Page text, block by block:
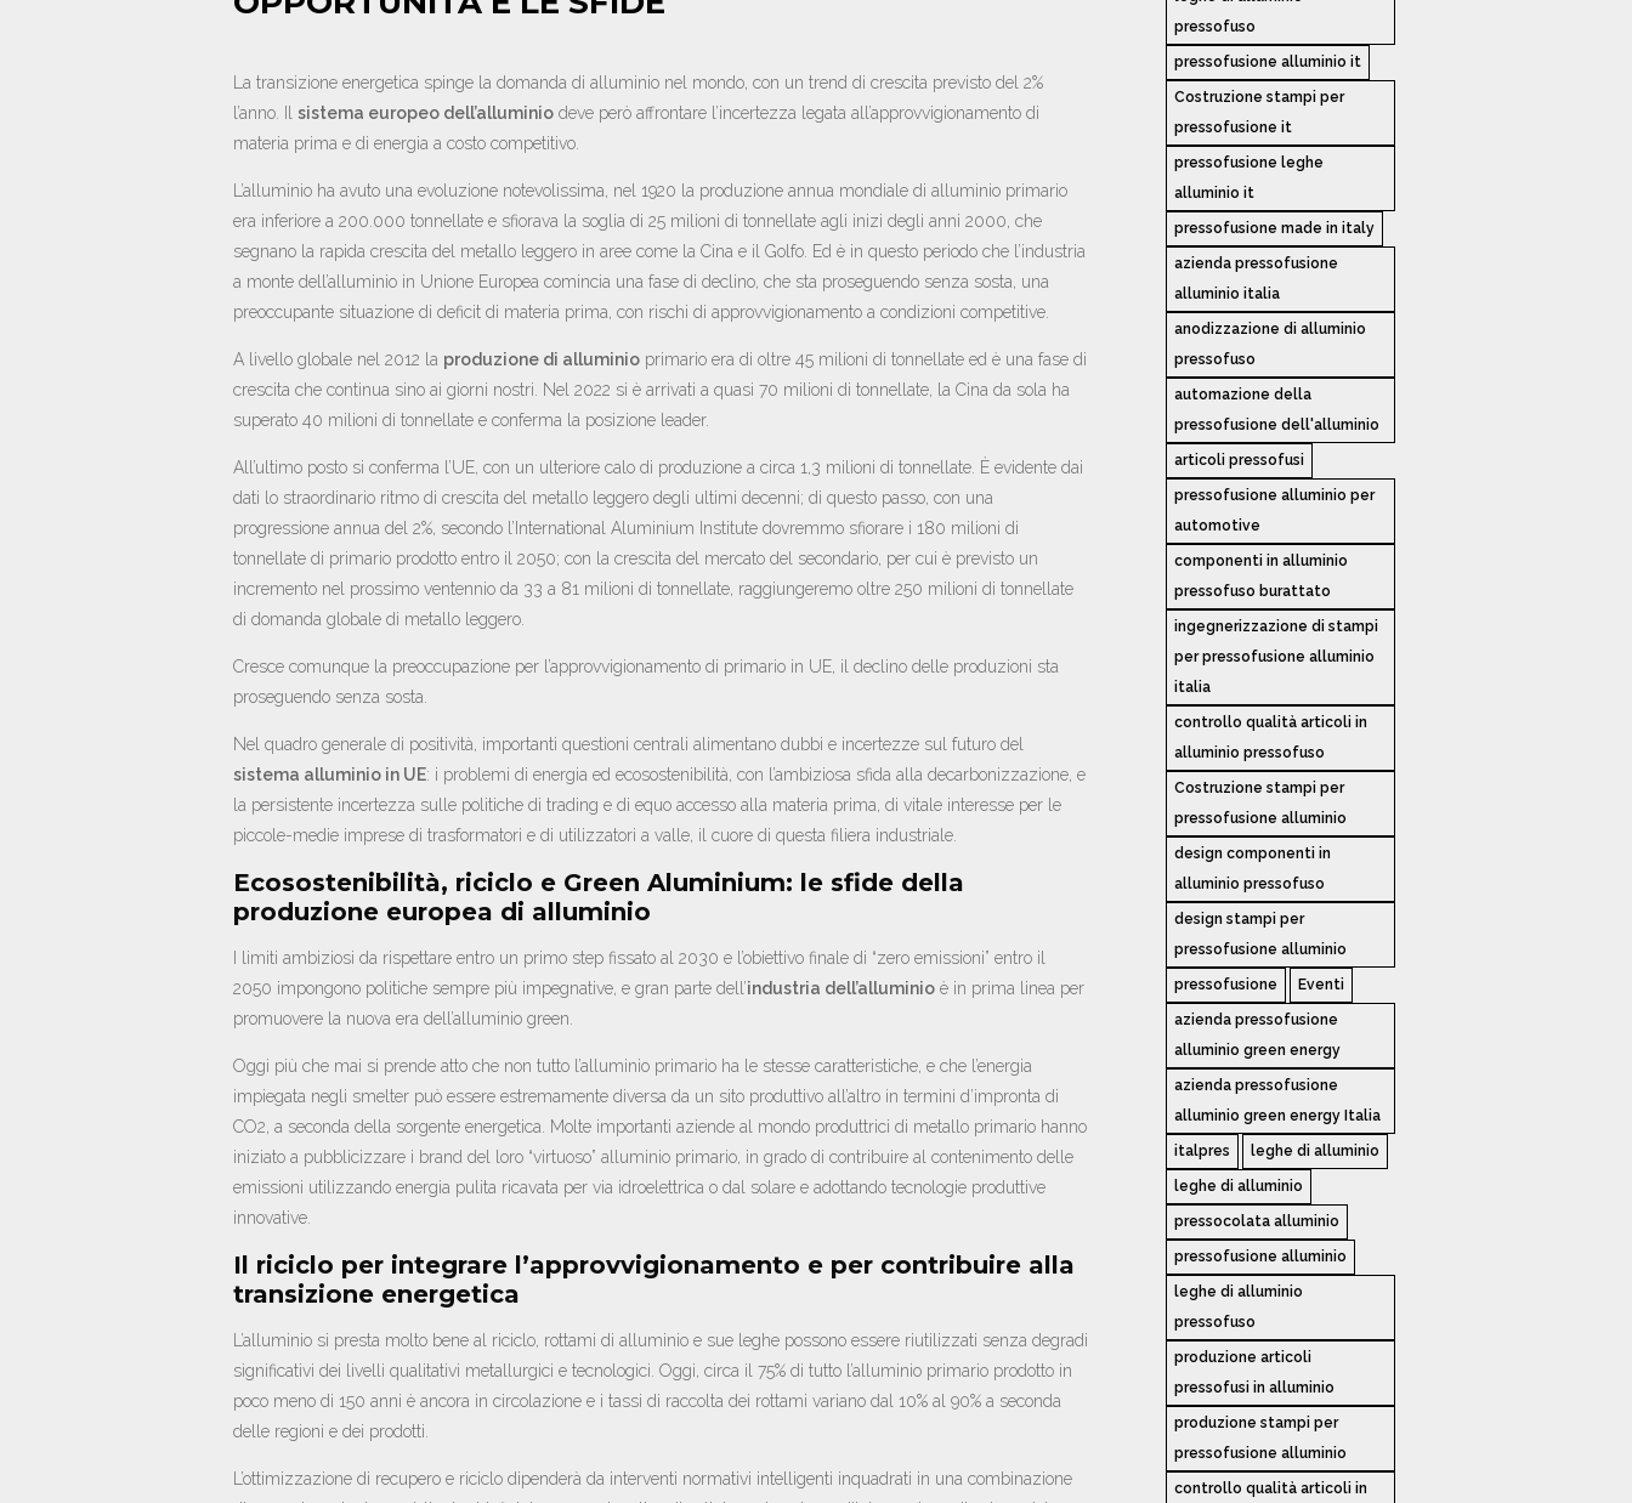
La transizione energetica spinge la domanda di alluminio nel mondo, con un trend di crescita previsto del 2%
l’anno. Il sistema europeo dell’alluminio deve però affrontare l’incertezza legata all’approvvigionamento di
materia prima e di energia a costo competitivo.
L’alluminio ha avuto una evoluzione notevolissima, nel 1920 la produzione annua mondiale di alluminio primario
era inferiore a 200.000 tonnellate e sfiorava la soglia di 25 milioni di tonnellate agli inizi degli anni 2000, che
segnano la rapida crescita del metallo leggero in aree come la Cina e il Golfo. Ed è in questo periodo che l’industria
a monte dell’alluminio in Unione Europea comincia una fase di declino, che sta proseguendo senza sosta, una
preoccupante situazione di deficit di materia prima, con rischi di approvvigionamento a condizioni competitive.
A livello globale nel 2012 la produzione di alluminio primario era di oltre 45 milioni di tonnellate ed è una fase di
crescita che continua sino ai giorni nostri. Nel 2022 si è arrivati a quasi 70 milioni di tonnellate, la Cina da sola ha
superato 40 milioni di tonnellate e conferma la posizione leader.
All’ultimo posto si conferma l’UE, con un ulteriore calo di produzione a circa 1,3 milioni di tonnellate. È evidente dai
dati lo straordinario ritmo di crescita del metallo leggero degli ultimi decenni; di questo passo, con una
progressione annua del 2%, secondo l’International Aluminium Institute dovremmo sfiorare i 180 milioni di
tonnellate di primario prodotto entro il 2050; con la crescita del mercato del secondario, per cui è previsto un
incremento nel prossimo ventennio da 33 a 81 milioni di tonnellate, raggiungeremo oltre 250 milioni di tonnellate
di domanda globale di metallo leggero.
Cresce comunque la preoccupazione per l’approvvigionamento di primario in UE, il declino delle produzioni sta
proseguendo senza sosta.
Nel quadro generale di positività, importanti questioni centrali alimentano dubbi e incertezze sul futuro del
sistema alluminio in UE: i problemi di energia ed ecosostenibilità, con l’ambiziosa sfida alla decarbonizzazione, e
la persistente incertezza sulle politiche di trading e di equo accesso alla materia prima, di vitale interesse per le
piccole-medie imprese di trasformatori e di utilizzatori a valle, il cuore di questa filiera industriale.
Ecosostenibilità, riciclo e Green Aluminium: le sfide della
produzione europea di alluminio
I limiti ambiziosi da rispettare entro un primo step fissato al 2030 e l’obiettivo finale di “zero emissioni” entro il
2050 impongono politiche sempre più impegnative, e gran parte dell’industria dell’alluminio è in prima linea per
promuovere la nuova era dell’alluminio green.
Oggi più che mai si prende atto che non tutto l’alluminio primario ha le stesse caratteristiche, e che l’energia
impiegata negli smelter può essere estremamente diversa da un sito produttivo all’altro in termini d’impronta di
CO2 , a seconda della sorgente energetica. Molte importanti aziende al mondo produttrici di metallo primario hanno
iniziato a pubblicizzare i brand del loro “virtuoso” alluminio primario, in grado di contribuire al contenimento delle
emissioni utilizzando energia pulita ricavata per via idroelettrica o dal solare e adottando tecnologie produttive
innovative.
Il riciclo per integrare l’approvvigionamento e per contribuire alla
transizione energetica
L’alluminio si presta molto bene al riciclo, rottami di alluminio e sue leghe possono essere riutilizzati senza degradi
significativi dei livelli qualitativi metallurgici e tecnologici. Oggi, circa il 75% di tutto l’alluminio primario prodotto in
poco meno di 150 anni è ancora in circolazione e i tassi di raccolta dei rottami variano dal 10% al 90% a seconda
delle regioni e dei prodotti.
L’ottimizzazione di recupero e riciclo dipenderà da interventi normativi intelligenti inquadrati in una combinazione
pressofuso
pressofusione alluminio it
Costruzione stampi per
pressofusione it
pressofusione leghe
alluminio it
pressofusione made in italy
azienda pressofusione
alluminio italia
anodizzazione di alluminio
pressofuso
automazione della
pressofusione dell'alluminio
articoli pressofusi
pressofusione alluminio per
automotive
componenti in alluminio
pressofuso burattato
ingegnerizzazione di stampi
per pressofusione alluminio
italia
controllo qualità articoli in
alluminio pressofuso
Costruzione stampi per
pressofusione alluminio
design componenti in
alluminio pressofuso
design stampi per
pressofusione alluminio
pressofusione Eventi
azienda pressofusione
alluminio green energy
azienda pressofusione
alluminio green energy Italia
italpres leghe di alluminio
leghe di alluminio
pressocolata alluminio
pressofusione alluminio
leghe di alluminio
pressofuso
produzione articoli
pressofusi in alluminio
produzione stampi per
pressofusione alluminio
controllo qualità articoli in